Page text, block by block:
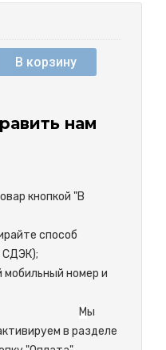
В корзину
нам
кнопкой "В
способ
СДЭК);
номер и
Мы
в разделе